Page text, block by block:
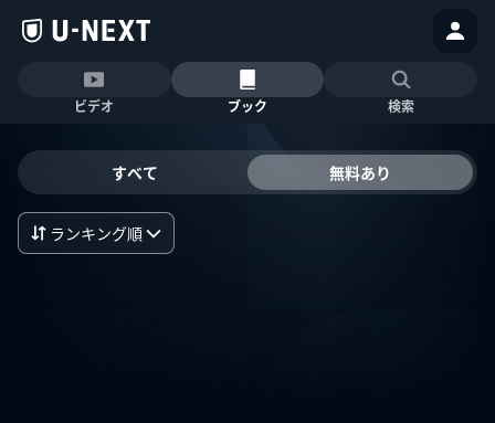
ビデオ ブック 検索
すべて 無料あり
ランキング順